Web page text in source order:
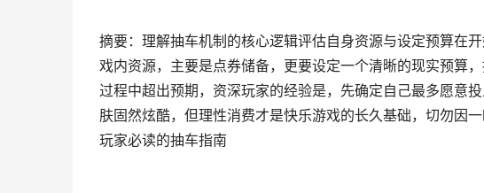
摘要：理解抽车机制的核心逻辑评估自身资源与设定预算在
戏内资源，主要是点券储备，更要设定一个清晰的现实预算
过程中超出预期，资深玩家的经验是，先确定自己最多愿意
肤固然炫酷，但理性消费才是快乐游戏的长久基础，切勿因
玩家必读的抽车指南